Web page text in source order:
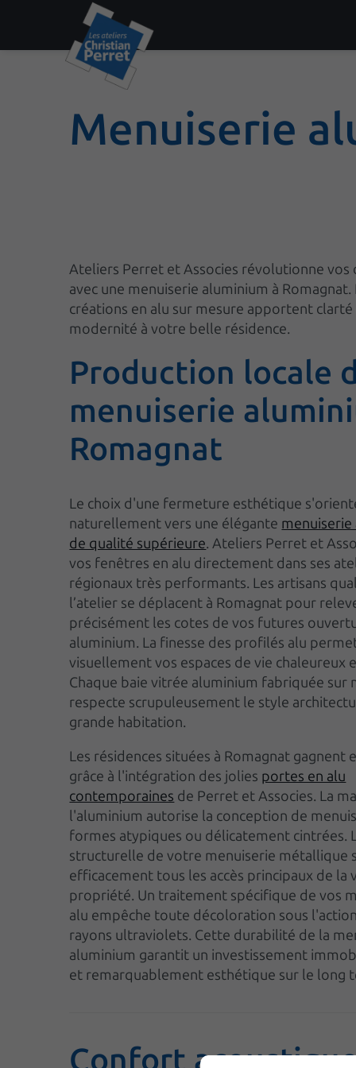
Menuiserie
Ateliers Perret et Associes révolutionne vos
avec une menuiserie aluminium à Romagnat.
créations en alu sur mesure apportent
modernité à votre belle résidence.
Production locale
menuiserie
Romagnat
Le choix d'une fermeture esthétique
naturellement vers une élégante menuiserie
de qualité supérieure. Ateliers Perret et
vos fenêtres en alu directement dans ses
régionaux très performants. Les artisans
l’atelier se déplacent à Romagnat pour
précisément les cotes de vos futures
aluminium. La finesse des profilés alu
visuellement vos espaces de vie chaleureux
Chaque baie vitrée aluminium fabriquée sur
respecte scrupuleusement le style
grande habitation.
Les résidences situées à Romagnat gagnent
grâce à l'intégration des jolies portes en alu
contemporaines de Perret et Associes. La
l'aluminium autorise la conception de
formes atypiques ou délicatement cintrées.
structurelle de votre menuiserie métallique
efficacement tous les accès principaux de la
propriété. Un traitement spécifique de vos
alu empêche toute décoloration sous
rayons ultraviolets. Cette durabilité de la
aluminium garantit un investissement
et remarquablement esthétique sur le long
Confort